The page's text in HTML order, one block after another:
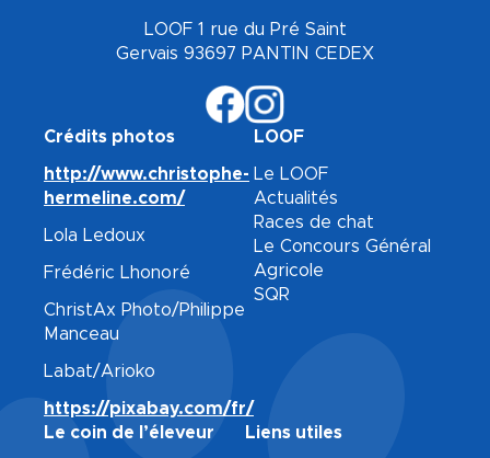
LOOF 1 rue du Pré Saint
Gervais 93697 PANTIN CEDEX
Crédits photos
http://www.christophe-
hermeline.com/
Lola Ledoux
Frédéric Lhonoré
ChristAx Photo/Philippe
Manceau
Labat/Arioko
https://pixabay.com/fr/
LOOF
Le LOOF
Actualités
Races de chat
Le Concours Général
Agricole
SQR
Le coin de l’éleveur Liens utiles